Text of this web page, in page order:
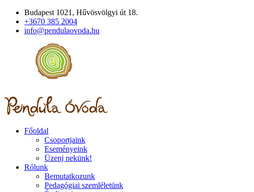
Budapest 1021, Hűvösvölgyi út 18.
+3670 385 2004
info@pendulaovoda.hu
Főoldal
Csoportjaink
Eseményeink
Üzenj nekünk!
Rólunk
Bemutatkozunk
Pedagógiai szemléletünk